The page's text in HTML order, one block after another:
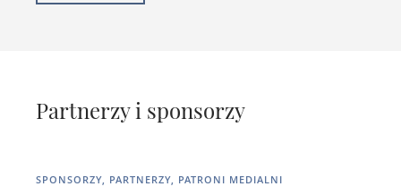
Partnerzy i sponsorzy
SPONSORZY, PARTNERZY, PATRONI MEDIALNI